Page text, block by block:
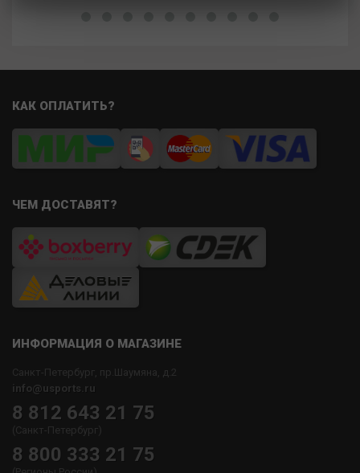
КАК ОПЛАТИТЬ?
ЧЕМ ДОСТАВЯТ?
ИНФОРМАЦИЯ О МАГАЗИНЕ
Санкт-Петербург, пр.Шаумяна, д.2
info@usports.ru
8 812 643 21 75
(Санкт-Петербург)
8 800 333 21 75